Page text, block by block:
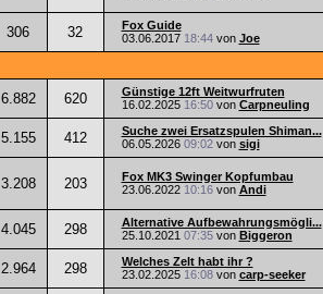
306 32
Fox Guide
03.06.2017 18:44von Joe
6.882 620
Günstige 12ft Weitwurfruten
16.02.2025 16:50von Carpneuling
5.155 412
Suche zwei Ersatzspulen Shiman...
06.05.2026 09:02von sigi
3.208 203
Fox MK3 Swinger Kopfumbau
23.06.2022 10:16von Andi
4.045 298
Alternative Aufbewahrungsmögli...
25.10.2021 07:35von Biggeron
2.964 298
Welches Zelt habt ihr ?
23.02.2025 16:08von carp-seeker